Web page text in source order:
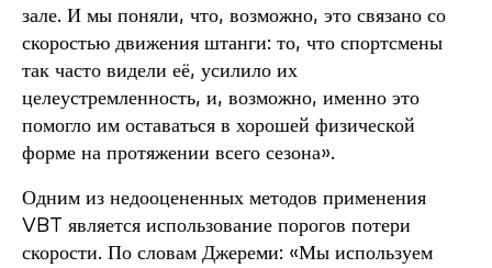
зале. И мы поняли, что, возможно, это связано со
скоростью движения штанги: то, что спортсмены
так часто видели её, усилило их
целеустремленность, и, возможно, именно это
помогло им оставаться в хорошей физической
форме на протяжении всего сезона».
Одним из недооцененных методов применения
VBT является использование порогов потери
скорости. По словам Джереми: «Мы используем